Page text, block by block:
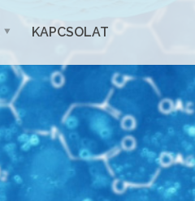
KAPCSOLAT